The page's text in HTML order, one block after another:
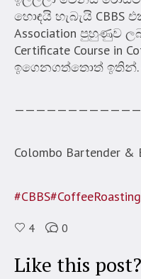
හොඳයි හැබැයි CBBS
Association පුහුණුව
Certificate Course in
ඉගෙනගත්තොත් ඉතින්.
Colombo Bartender &
#CBBS#CoffeeRoasting
4 0
Like this post?